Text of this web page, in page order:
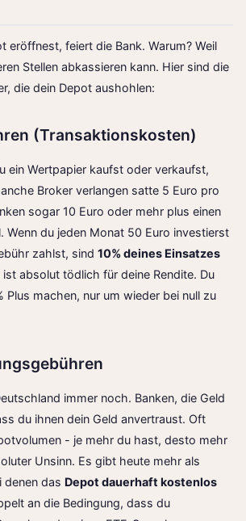
eröffnest, feiert die Bank. Warum? Weil
Stellen abkassieren kann. Hier sind die
die dein Depot aushohlen:
(Transaktionskosten)
ein Wertpapier kaufst oder verkaufst,
Broker verlangen satte 5 Euro pro
sogar 10 Euro oder mehr plus einen
Wenn du jeden Monat 50 Euro investierst
zahlst, sind 10% deines Einsatzes
ist absolut tödlich für deine Rendite. Du
Plus machen, nur um wieder bei null zu
immer noch. Banken, die Geld
du ihnen dein Geld anvertraust. Oft
- je mehr du hast, desto mehr
Unsinn. Es gibt heute mehr als
denen das Depot dauerhaft kostenlos
an die Bedingung, dass du